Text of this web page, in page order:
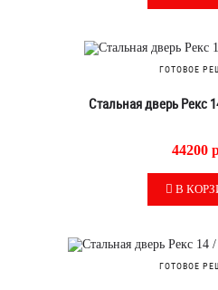
ГОТОВОЕ
Стальная дверь Рекс
44200
В
ГОТОВОЕ